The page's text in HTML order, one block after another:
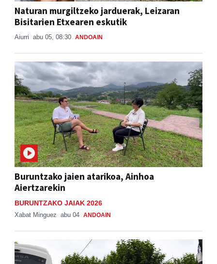
Naturan murgiltzeko jarduerak, Leizaran
Bisitarien Etxearen eskutik
Aiurri abu 05, 08:30 ANDOAIN
Buruntzako jaien atarikoa, Ainhoa
Aiertzarekin
BURUNTZAKO JAIAK 2026
Xabat Minguez abu 04 ANDOAIN